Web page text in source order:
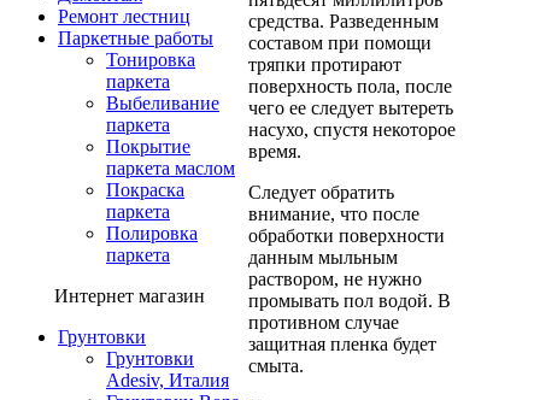
Ремонт лестниц
Паркетные работы
Тонировка
паркета
Выбеливание
паркета
Покрытие
паркета маслом
Покраска
паркета
Полировка
паркета
Интернет магазин
Грунтовки
Грунтовки
Adesiv, Италия
средства. Разведенным
составом при помощи
тряпки протирают
поверхность пола, после
чего ее следует вытереть
насухо, спустя некоторое
время.
Следует обратить
внимание, что после
обработки поверхности
данным мыльным
раствором, не нужно
промывать пол водой. В
противном случае
защитная пленка будет
смыта.